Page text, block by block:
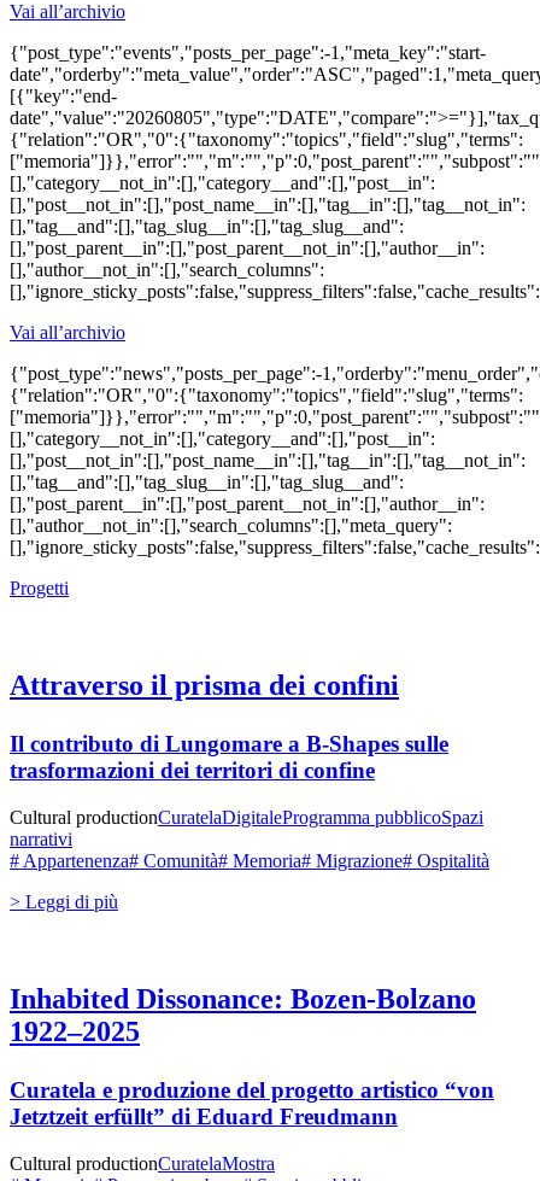
Vai all’archivio
{"post_type":"events","posts_per_page":-1,"meta_key":"start-
[{"key":"end-
{"relation":"OR","0":{"taxonomy":"topics","field":"slug","terms":
[],"category__not_in":[],"category__and":[],"post__in":
[],"post__not_in":[],"post_name__in":[],"tag__in":[],"tag__not_in":
[],"tag__and":[],"tag_slug__in":[],"tag_slug__and":
[],"post_parent__in":[],"post_parent__not_in":[],"author__in":
[],"author__not_in":[],"search_columns":
Vai all’archivio
{"post_type":"news","posts_per_page":-
{"relation":"OR","0":{"taxonomy":"topics","field":"slug","terms":
[],"category__not_in":[],"category__and":[],"post__in":
[],"post__not_in":[],"post_name__in":[],"tag__in":[],"tag__not_in":
[],"tag__and":[],"tag_slug__in":[],"tag_slug__and":
[],"post_parent__in":[],"post_parent__not_in":[],"author__in":
[],"author__not_in":[],"search_columns":[],"meta_query":
Progetti
Attraverso il prisma dei confini
Il contributo di Lungomare a B-Shapes sulle
trasformazioni dei territori di confine
Cultural productionCuratelaDigitaleProgramma pubblicoSpazi
narrativi
# Appartenenza# Comunità# Memoria# Migrazione# Ospitalità
> Leggi di più
Inhabited Dissonance: Bozen-Bolzano
1922–2025
Curatela e produzione del progetto artistico “von
Jetztzeit erfüllt” di Eduard Freudmann
Cultural productionCuratelaMostra